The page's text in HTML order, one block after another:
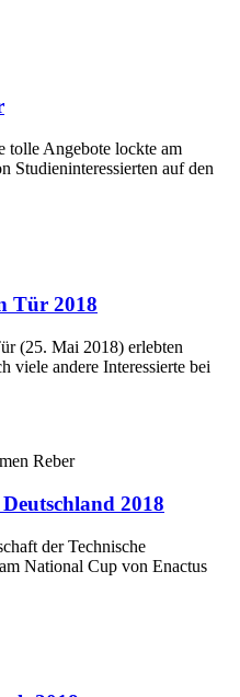
tolle Angebote lockte am
Studieninteressierten auf den
Tür 2018
(25. Mai 2018) erlebten
viele andere Interessierte bei
Reber
2018
der Technische
National Cup von Enactus